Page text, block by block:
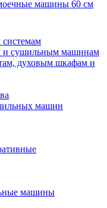
машины 60 см
и сушильным машинам
духовым шкафам и
машин
машины